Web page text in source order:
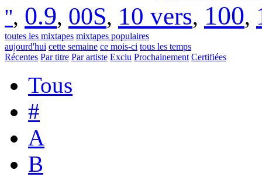
'', 0.9, 00S, 10 vers, 100,
toutes les mixtapes mixtapes populaires
aujourd'hui cette semaine ce mois-ci tous les temps
Récentes Par titre Par artiste Exclu Prochainement Certifiées
Tous
#
A
B